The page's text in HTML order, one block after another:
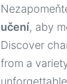
učení, aby
Discover
from a